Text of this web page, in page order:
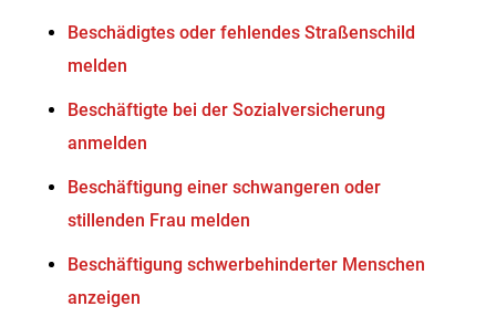
Beschädigtes oder fehlendes Straßenschild
melden
Beschäftigte bei der Sozialversicherung
anmelden
Beschäftigung einer schwangeren oder
stillenden Frau melden
Beschäftigung schwerbehinderter Menschen
anzeigen